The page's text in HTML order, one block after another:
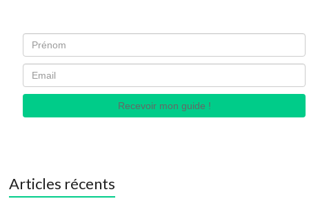
Recevoir mon guide !
Articles récents